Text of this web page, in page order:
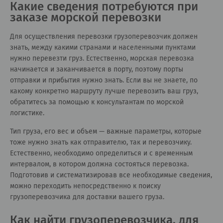
Какие сведения потребуются при
заказе морской перевозки
Для осуществления перевозки грузоперевозчик должен
знать, между какими странами и населенными пунктами
нужно перевезти груз. Естественно, морская перевозка
начинается и заканчивается в порту, поэтому порты
отправки и прибытия нужно знать. Если вы не знаете, по
какому конкретно маршруту лучше перевозить ваш груз,
обратитесь за помощью к консультантам по морской
логистике.
Тип груза, его вес и объем — важные параметры, которые
тоже нужно знать как отправителю, так и перевозчику.
Естественно, необходимо определиться и с временным
интервалом, в котором должна состояться перевозка.
Подготовив и систематизировав все необходимые сведения,
можно переходить непосредственно к поиску
грузоперевозчика для доставки вашего груза.
Как найти грузоперевозчика, для